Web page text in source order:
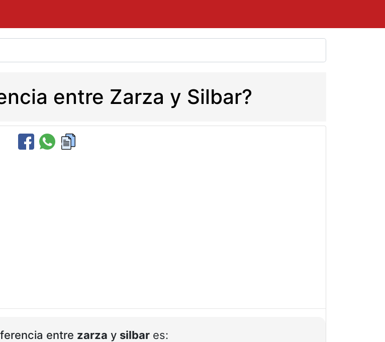
entre Zarza y Silbar?
entre zarza y silbares: